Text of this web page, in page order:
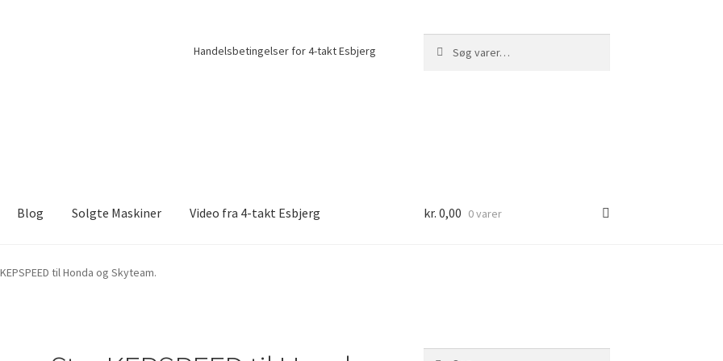
Handelsbetingelser for 4-takt Esbjerg
efter:
Blog Solgte Maskiner Video fra 4-takt Esbjerg kr. 0,00 0 varer
til Honda og Skyteam.